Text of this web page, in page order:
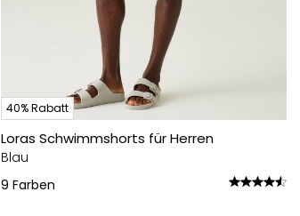
40% Rabatt
Loras Schwimmshorts für Herren
Blau
9 Farben